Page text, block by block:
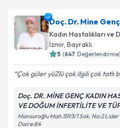
Doç. Dr. Mine Genç
Kadın Hastalıkları ve
İzmir, Bayraklı
5 (647 Değerlendirme)
Çok güler yüZlü çok ilgili çok tatlı
Doç. DR. MİNE GENÇ KADIN
VE DOĞUM İNFERTİLİTE VE
Mansuroğlu Mah.1593/1 Sok. No:2
Daire:84